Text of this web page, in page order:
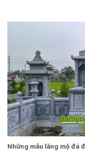
Những mẫu lăng mộ đá